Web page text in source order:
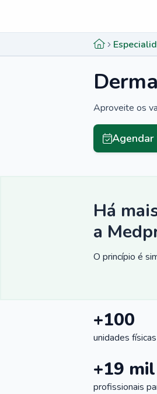
Aproveite os
Há
a
O princípio é
+100
unidades físicas
+19 mil
profissionais